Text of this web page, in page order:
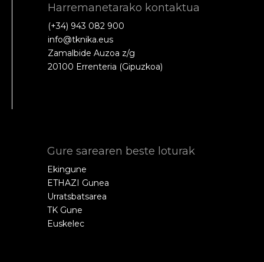
Harremanetarako kontaktua
(+34) 943 082 900
info@tknika.eus
Zamalbide Auzoa z/g
20100 Errenteria (Gipuzkoa)
Gure sarearen beste loturak
Ekingune
ETHAZI Gunea
Urratsbatsarea
TK Gune
Euskelec